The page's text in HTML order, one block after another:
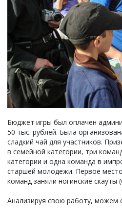
Бюджет игры был оплачен
50 тыс. рублей. Была
сладкий чай для участников.
в семейной категории, три
категории и одна команда в
старшей молодежи. Первое
команд заняли ногинские
Анализируя свою работу, можем